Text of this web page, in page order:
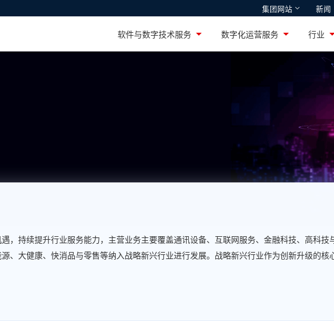
集团网站 新闻
智通国际 鸿湖万联
软件与数字技术服务 数字化运营服务 行业
，持续提升行业服务能力，主营业务主要覆盖通讯设备、互联网服务、金融科技、高科
、大健康、快消品与零售等纳入战略新兴行业进行发展。战略新兴行业作为创新升级的核